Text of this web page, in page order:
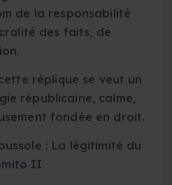
de la responsabilité
des faits, de
réplique se veut un
républicaine, calme,
fondée en droit.
: La légitimité du
II